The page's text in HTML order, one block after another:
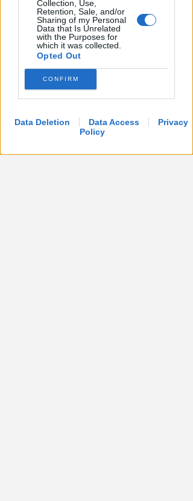
Collection, Use,
Retention, Sale, and/or
Sharing of my Personal
Data that Is Unrelated
with the Purposes for
which it was collected.
Opted Out
CONFIRM
Data Deletion Data Access
Privacy
Policy
1.000 EURO DI MONTEPREMI
Open femminile TC Viserba: si